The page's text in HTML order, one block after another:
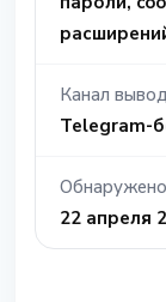
Канал
Telegram-
Обнаружено
22 апреля